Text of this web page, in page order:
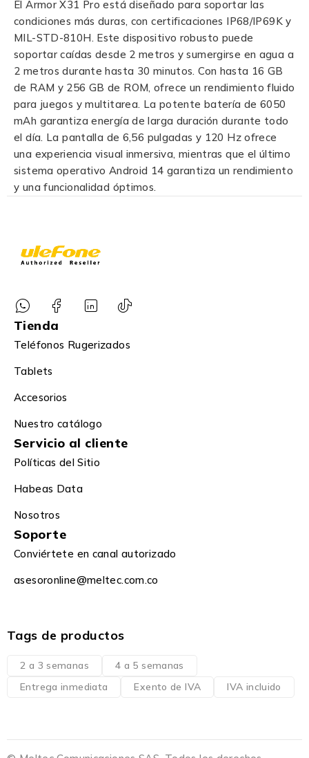
El Armor X31 Pro está diseñado para soportar las
condiciones más duras, con certificaciones IP68/IP69K y
MIL-STD-810H. Este dispositivo robusto puede
soportar caídas desde 2 metros y sumergirse en agua a
2 metros durante hasta 30 minutos. Con hasta 16 GB
de RAM y 256 GB de ROM, ofrece un rendimiento fluido
para juegos y multitarea. La potente batería de 6050
mAh garantiza energía de larga duración durante todo
el día. La pantalla de 6,56 pulgadas y 120 Hz ofrece
una experiencia visual inmersiva, mientras que el último
sistema operativo Android 14 garantiza un rendimiento
y una funcionalidad óptimos.
Tienda
Teléfonos Rugerizados
Tablets
Accesorios
Nuestro catálogo
Servicio al cliente
Políticas del Sitio
Habeas Data
Nosotros
Soporte
Conviértete en canal autorizado
asesoronline@meltec.com.co
Tags de productos
2 a 3 semanas
4 a 5 semanas
Entrega inmediata
Exento de IVA IVA incluido